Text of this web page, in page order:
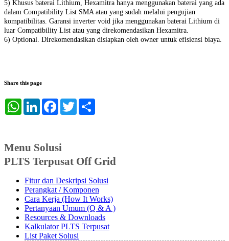
5) Khusus baterai Lithium, Hexamitra hanya menggunakan baterai yang ada
dalam Compatibility List SMA atau yang sudah melalui pengujian
kompatibilitas. Garansi inverter void jika menggunakan baterai Lithium di
luar Compatibility List atau yang direkomendasikan Hexamitra.
6) Optional. Direkomendasikan disiapkan oleh owner untuk efisiensi biaya.
Share this page
WhatsAppLinkedInFacebook
Twitter
Menu Solusi
PLTS Terpusat Off Grid
Fitur dan Deskripsi Solusi
Perangkat / Komponen
Cara Kerja (How It Works)
Pertanyaan Umum (Q & A )
Resources & Downloads
Kalkulator PLTS Terpusat
List Paket Solusi